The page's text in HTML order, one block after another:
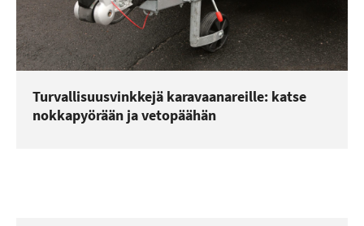
Turvallisuusvinkkejä karavaanareille: katse
nokkapyörään ja vetopäähän